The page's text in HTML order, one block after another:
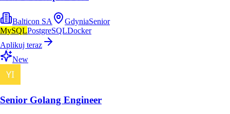
Balticon SA GdyniaSenior
MySQLPostgreSQLDocker
Aplikuj teraz
New
Senior Golang Engineer